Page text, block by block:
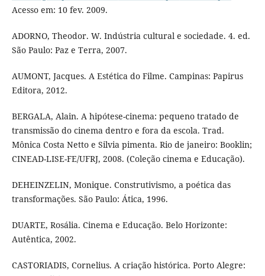
Acesso em: 10 fev. 2009.
ADORNO, Theodor. W. Indústria cultural e sociedade. 4. ed.
São Paulo: Paz e Terra, 2007.
AUMONT, Jacques. A Estética do Filme. Campinas: Papirus
Editora, 2012.
BERGALA, Alain. A hipótese-cinema: pequeno tratado de
transmissão do cinema dentro e fora da escola. Trad.
Mônica Costa Netto e Silvia pimenta. Rio de janeiro: Booklin;
CINEAD-LISE-FE/UFRJ, 2008. (Coleção cinema e Educação).
DEHEINZELIN, Monique. Construtivismo, a poética das
transformações. São Paulo: Ática, 1996.
DUARTE, Rosália. Cinema e Educação. Belo Horizonte:
Autêntica, 2002.
CASTORIADIS, Cornelius. A criação histórica. Porto Alegre: